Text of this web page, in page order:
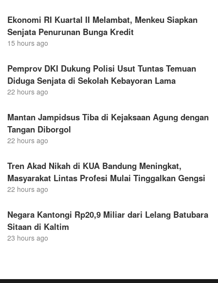
Ekonomi RI Kuartal II Melambat, Menkeu Siapkan
Senjata Penurunan Bunga Kredit
15 hours ago
Pemprov DKI Dukung Polisi Usut Tuntas Temuan
Diduga Senjata di Sekolah Kebayoran Lama
22 hours ago
Mantan Jampidsus Tiba di Kejaksaan Agung dengan
Tangan Diborgol
22 hours ago
Tren Akad Nikah di KUA Bandung Meningkat,
Masyarakat Lintas Profesi Mulai Tinggalkan Gengsi
22 hours ago
Negara Kantongi Rp20,9 Miliar dari Lelang Batubara
Sitaan di Kaltim
23 hours ago